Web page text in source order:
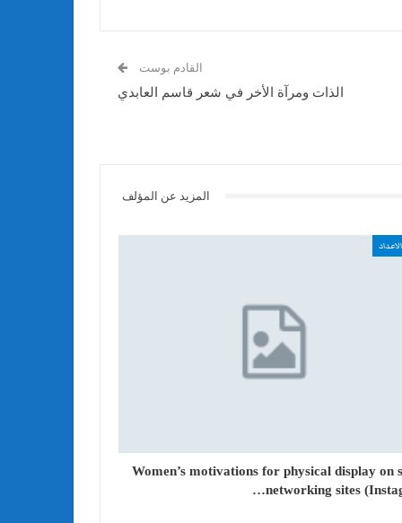
القادم بوست
الذات ومرآة الأخر في شعر قاسم العابدي
المزيد عن المؤلف
Women’s motivations for physical display on
networking sites